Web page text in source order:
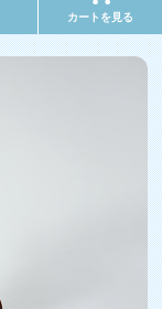
カートを見る